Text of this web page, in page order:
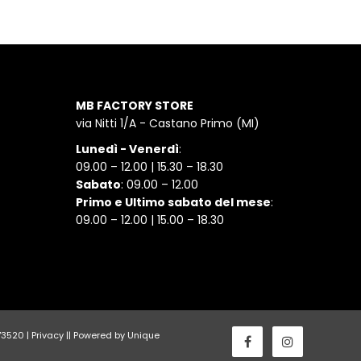
MB FACTORY STORE
via Nitti 1/A - Castano Primo (MI)
Lunedì - Venerdì:
09.00 – 12.00 | 15.30 – 18.30
Sabato: 09.00 – 12.00
Primo e Ultimo sabato del mese:
09.00 – 12.00 | 15.00 – 18.30
| Privacy || Powered by Unique